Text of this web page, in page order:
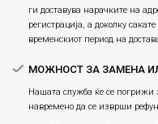
ги доставува нарачките на
регистрација, а доколку
временскиот период на
МОЖНОСТ ЗА ЗАМЕНА
Нашата служба ќе се погрижи
навремено да се изврши